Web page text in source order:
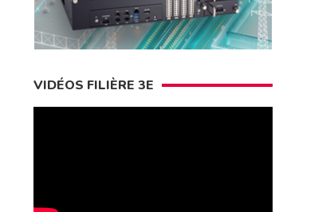
VIDÉOS FILIÈRE 3E